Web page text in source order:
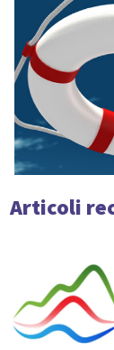
Articoli